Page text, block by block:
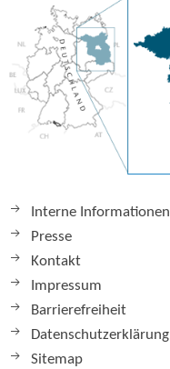
Interne Informationen
Presse
Kontakt
Impressum
Barrierefreiheit
Datenschutzerklärung
Sitemap